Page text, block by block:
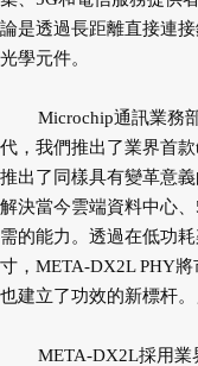
論是透過長距離直接連
光學元件。
Microchip通訊業務
代，我們推出了業界首
推出了同樣具有變革意
解決當今雲端資料中心
需的能力。透過在低功
寸，META-DX2L PHY
也建立了功效的新標杆。
META-DX2L採用業